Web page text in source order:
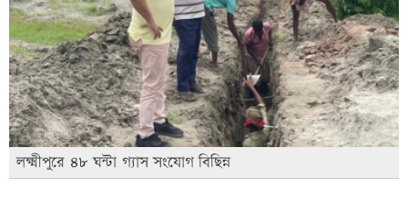
লক্ষ্মীপুরে ৪৮ ঘন্টা গ্যাস সংযোগ বিছিন্ন